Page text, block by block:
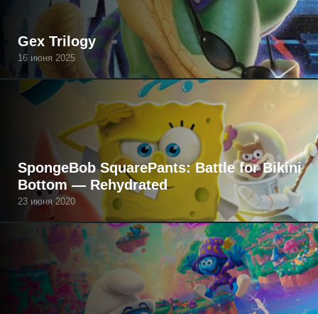
Gex Trilogy
16 июня 2025
SpongeBob SquarePants: Battle for Bikini
Bottom — Rehydrated
23 июня 2020